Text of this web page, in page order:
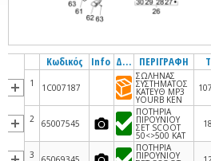
Κωδικός Info Διαθεσιμότητα ΠΕΡΙΓΡΑΦΗ
1 1C007187
ΣΩΛΗΝΑΣ
ΣΥΣΤΗΜΑΤΟΣ
ΚΑΤΕΥΘ MP3
YOURB ΚΕΝ
2 65007545
ΠΟΤΗΡΙΑ
ΠΙΡΟΥΝΙΟΥ
ΣΕΤ SCOOT
50<>500 ΚΑΤ
3
ΠΟΤΗΡΙΑ
ΠΙΡΟΥΝΙΟΥ